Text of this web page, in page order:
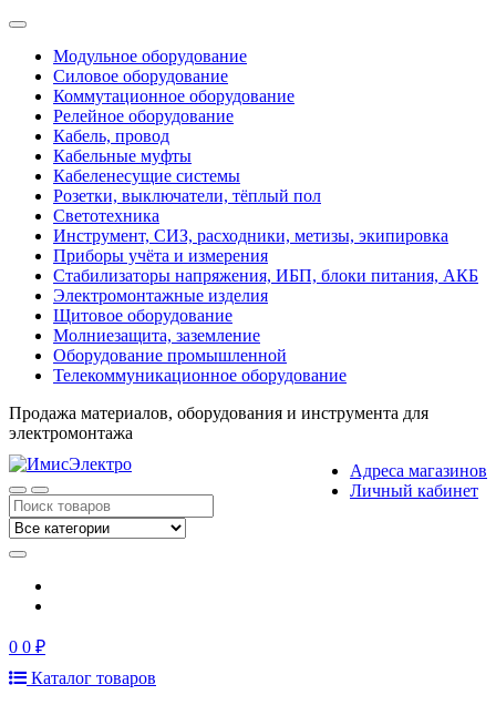
Модульное оборудование
Силовое оборудование
Коммутационное оборудование
Релейное оборудование
Кабель, провод
Кабельные муфты
Кабеленесущие системы
Розетки, выключатели, тёплый пол
Светотехника
Инструмент, СИЗ, расходники, метизы, экипировка
Приборы учёта и измерения
Стабилизаторы напряжения, ИБП, блоки питания, АКБ
Электромонтажные изделия
Щитовое оборудование
Молниезащита, заземление
Оборудование промышленной
Телекоммуникационное оборудование
Продажа материалов, оборудования и инструмента для
электромонтажа
Адреса магазинов
Личный кабинет
0 0 ₽
Каталог товаров